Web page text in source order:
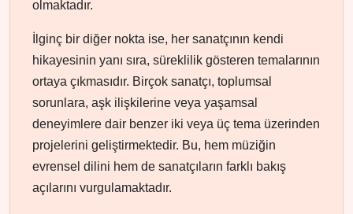
olmaktadır.
İlginç bir diğer nokta ise, her sanatçının kendi
hikayesinin yanı sıra, süreklilik gösteren temalarının
ortaya çıkmasıdır. Birçok sanatçı, toplumsal
sorunlara, aşk ilişkilerine veya yaşamsal
deneyimlere dair benzer iki veya üç tema üzerinden
projelerini geliştirmektedir. Bu, hem müziğin
evrensel dilini hem de sanatçıların farklı bakış
açılarını vurgulamaktadır.